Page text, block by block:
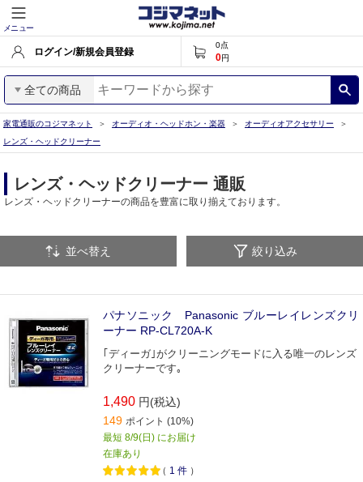
メニュー
ログイン/新規会員登録
0点
0円
全ての商品
家電通販のコジマネット オーディオ・ヘッドホン・楽器
オーディオアクセサリー
レンズ・ヘッドクリーナー
レンズ・ヘッドクリーナー 通販
レンズ・ヘッドクリーナーの商品を豊富に取り揃えております。
並べ替え 絞り込み
パナソニック Panasonic ブルーレイレンズクリ
ーナー RP-CL720A-K
｢ディーガ｣がクリーニングモードに入る唯一のレンズ
クリーナーです｡
1,490 円(税込)
149 ポイント (10%)
最短 8/9(日) にお届け
在庫あり
（ 1 件 ）